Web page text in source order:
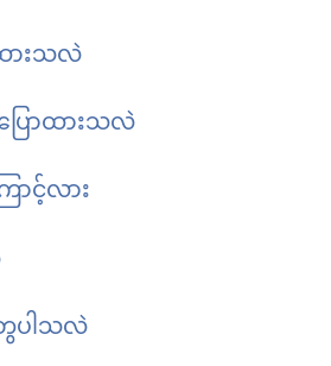
ားသလဲ
ောထားသလဲ
င့်လား
ပါသလဲ